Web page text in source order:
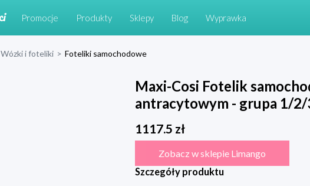
Promocje Produkty Sklepy Blog Wyprawka
Wózki i foteliki > Foteliki samochodowe
Maxi-Cosi Fotelik
antracytowym - grupa 1/2/
1117.5 zł
Zobacz w sklepie Limango
Szczegóły produktu